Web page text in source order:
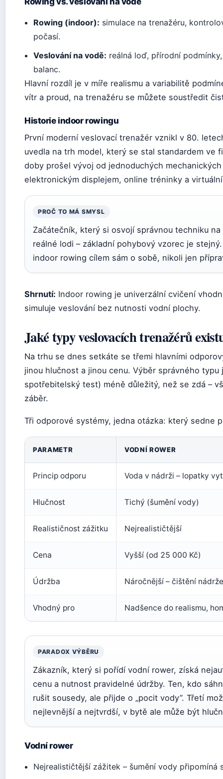
Rowing (indoor): simulace na trenažéru,
počasí.
Veslování na vodě: reálná loď, přírodní
balanc.
Hlavní rozdíl je v míře realismu a variabilitě
vítr a proud, na trenažéru se můžete soustředit
Historie indoor rowingu
První moderní veslovací trenažér vznikl v 80.
uvedla na trh model, který se stal standardem ve
doby prošel vývoj od jednoduchých
elektronickým displejem, online tréninky a
PROČ TO MÁ SMYSL
Začátečník, který si osvojí správnou techniku
reálné lodi – základní pohybový vzorec je
indoor rowing cílem sám o sobě, nikoli jen
Shrnutí: Indoor rowing je univerzální cvičení
simuluje veslování bez nutnosti vodní plochy.
Jaké typy veslovacích trenažérů
Na trhu se dnes setkáte se třemi hlavními
jinou hlučnost a jinou cenu. Výběr správného
spotřebitelský test) méně důležitý, než se zdá –
záběr.
Tři odporové systémy, jedna otázka: který sedne
PARAMETR VODNÍ ROWER
Princip odporu Voda v nádrži – lopatky
Hlučnost Tichý (šumění vody)
Realističnost zážitku Nejrealističtější
Cena Vyšší (od 25 000 Kč)
Údržba Náročnější – čištění
Vhodný pro Nadšence do realismu,
PARADOX VÝBĚRU
Zákazník, který si pořídí vodní rower, získá
cenu a nutnost pravidelné údržby. Ten, kdo
rušit sousedy, ale přijde o „pocit vody”. Třetí
nejlevnější a nejtvrdší, v bytě ale může být
Vodní rower
Nejrealističtější zážitek – šumění vody připomíná